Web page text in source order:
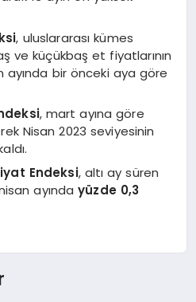
, uluslararası kümes
ve küçükbaş et fiyatlarının
ayında bir önceki aya göre
, mart ayına göre
Nisan 2023 seviyesinin
Endeksi, altı ay süren
ayındayüzde 0,3